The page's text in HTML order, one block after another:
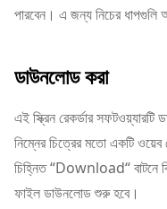
পারবেন। এ জন্য নিচের
ডাউনলোড করা
এই স্ক্রিন রেকর্ডার
নিম্নের চিত্রের মতো একটি
চিহ্নিত “Download“ বাটনে
ফাইল ডাউনলোড শুরু হবে।